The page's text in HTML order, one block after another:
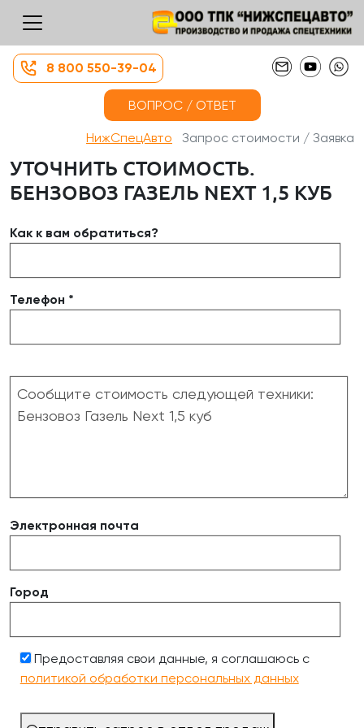
8 800 550-39-04
ВОПРОС / ОТВЕТ
НижСпецАвто Запрос стоимости / Заявка
УТОЧНИТЬ СТОИМОСТЬ.
БЕНЗОВОЗ ГАЗЕЛЬ NEXT 1,5 КУБ
Как к вам обратиться?
Телефон *
Электронная почта
Город
Предоставляя свои данные, я соглашаюсь с
политикой обработки персональных данных